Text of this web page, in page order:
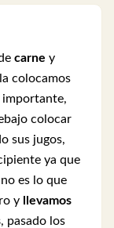
carne y
colocamos
importante,
colocar
sus jugos,
ya que
es lo que
y
llevamos
, pasado los